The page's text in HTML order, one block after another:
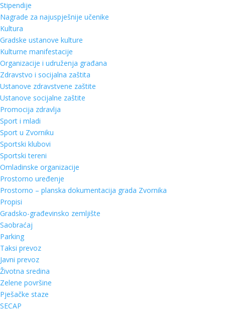
Stipendije
Nagrade za najuspješnije učenike
Kultura
Gradske ustanove kulture
Kulturne manifestacije
Organizacije i udruženja građana
Zdravstvo i socijalna zaštita
Ustanove zdravstvene zaštite
Ustanove socijalne zaštite
Promocija zdravlja
Sport i mladi
Sport u Zvorniku
Sportski klubovi
Sportski tereni
Omladinske organizacije
Prostorno uređenje
Prostorno – planska dokumentacija grada Zvornika
Propisi
Gradsko-građevinsko zemljište
Saobraćaj
Parking
Taksi prevoz
Javni prevoz
Životna sredina
Zelene površine
Pješačke staze
SECAP